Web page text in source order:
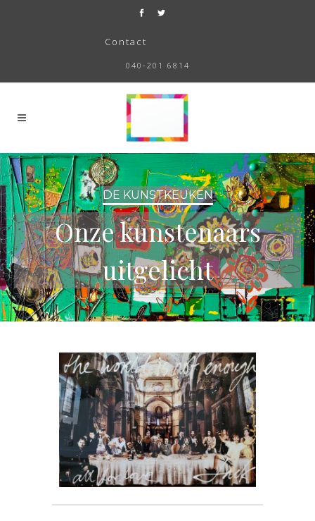
Contact
040-201 6814
DE KUNSTKEUKEN
Onze kunstenaars
uitgelicht